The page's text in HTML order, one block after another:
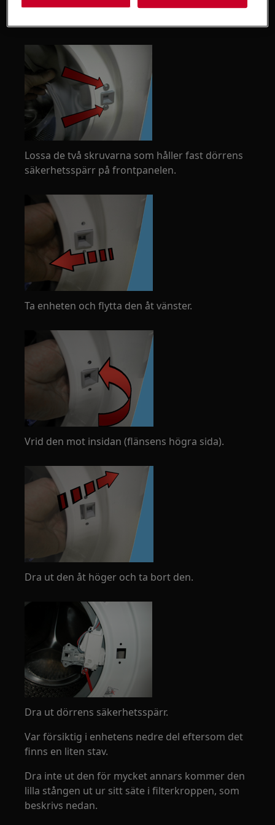
Ta bort den aktuella delen av bälgtätningen från
Lossa de två skruvarna som håller fast dörrens
säkerhetsspärr på frontpanelen.
Ta enheten och flytta den åt vänster.
Vrid den mot insidan (flänsens högra sida).
Dra ut den åt höger och ta bort den.
Dra ut dörrens säkerhetsspärr.
Var försiktig i enhetens nedre del eftersom det
finns en liten stav.
Dra inte ut den för mycket annars kommer den
lilla stången ut ur sitt säte i filterkroppen, som
beskrivs nedan.